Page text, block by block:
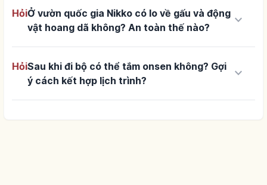
HỏiỞ vườn quốc gia Nikko có lo về gấu và động
vật hoang dã không? An toàn thế nào?
keyboard_arrow_down
HỏiSau khi đi bộ có thể tắm onsen không? Gợi
ý cách kết hợp lịch trình?
keyboard_arrow_down